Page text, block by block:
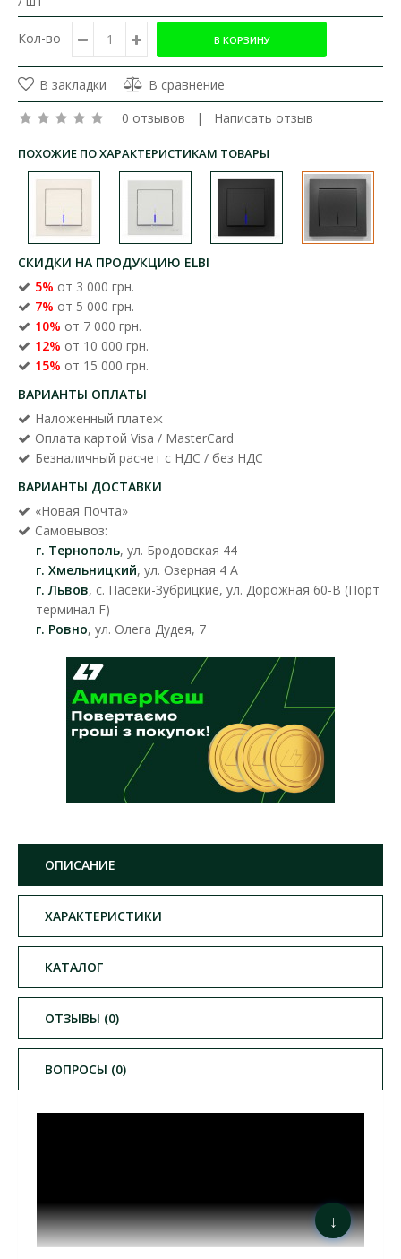
Кол-во
В закладки
В сравнение
0 отзывов | Написать отзыв
ПОХОЖИЕ ПО ХАРАКТЕРИСТИКАМ ТОВАРЫ
СКИДКИ НА ПРОДУКЦИЮ ELBI
5% от 3 000 грн.
7% от 5 000 грн.
10% от 7 000 грн.
12% от 10 000 грн.
15% от 15 000 грн.
ВАРИАНТЫ ОПЛАТЫ
Наложенный платеж
Оплата картой Visa / MasterCard
Безналичный расчет с НДС / без НДС
ВАРИАНТЫ ДОСТАВКИ
«Новая Почта»
Самовывоз:
г. Тернополь, ул. Бродовская 44
г. Хмельницкий, ул. Озерная 4 А
г. Львов, с. Пасеки-Зубрицкие, ул. Дорожная 60-В (Порт
терминал F)
г. Ровно, ул. Олега Дудея, 7
ОПИСАНИЕ
ХАРАКТЕРИСТИКИ
КАТАЛОГ
ОТЗЫВЫ (0)
ВОПРОСЫ (0)
↓